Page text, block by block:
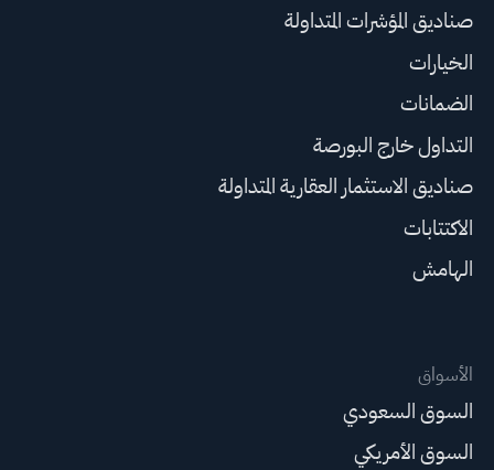
صناديق المؤشرات المتداولة
الخيارات
الضمانات
التداول خارج البورصة
صناديق الاستثمار العقارية المتداولة
الاكتتابات
الهامش
الأسواق
السوق السعودي
السوق الأمريكي